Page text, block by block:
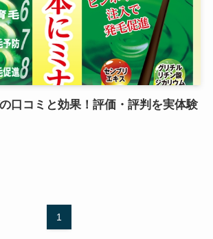
口コミと効果！評価・評判を実体験
1